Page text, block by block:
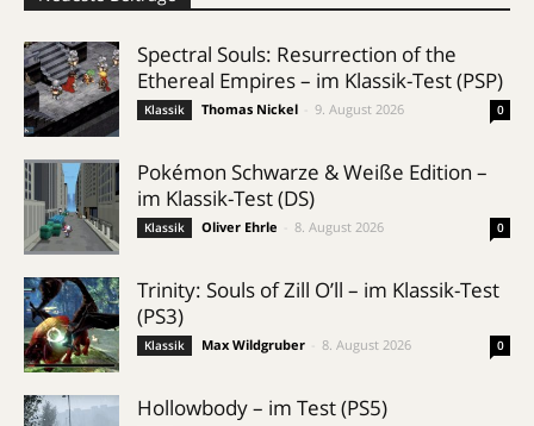
Spectral Souls: Resurrection of the
Ethereal Empires – im Klassik-Test (PSP)
Klassik Thomas Nickel 9. August 2026 0
Pokémon Schwarze & Weiße Edition –
im Klassik-Test (DS)
Klassik Oliver Ehrle 8. August 2026 0
Trinity: Souls of Zill O’ll – im Klassik-Test
(PS3)
Klassik Max Wildgruber 8. August 2026 0
Hollowbody – im Test (PS5)